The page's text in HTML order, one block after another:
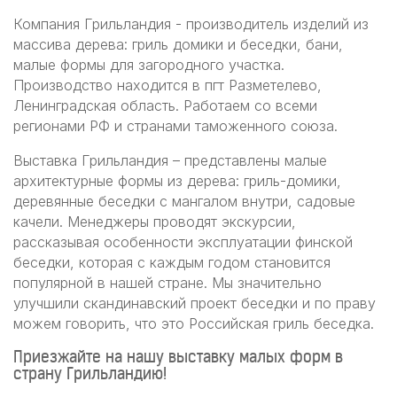
Компания Грильландия - производитель изделий из
массива дерева: гриль домики и беседки, бани,
малые формы для загородного участка.
Производство находится в пгт Разметелево,
Ленинградская область. Работаем со всеми
регионами РФ и странами таможенного союза.
Выставка Грильландия – представлены малые
архитектурные формы из дерева: гриль-домики,
деревянные беседки с мангалом внутри, садовые
качели. Менеджеры проводят экскурсии,
рассказывая особенности эксплуатации финской
беседки, которая с каждым годом становится
популярной в нашей стране. Мы значительно
улучшили скандинавский проект беседки и по праву
можем говорить, что это Российская гриль беседка.
Приезжайте на нашу выставку малых форм в
страну Грильландию!